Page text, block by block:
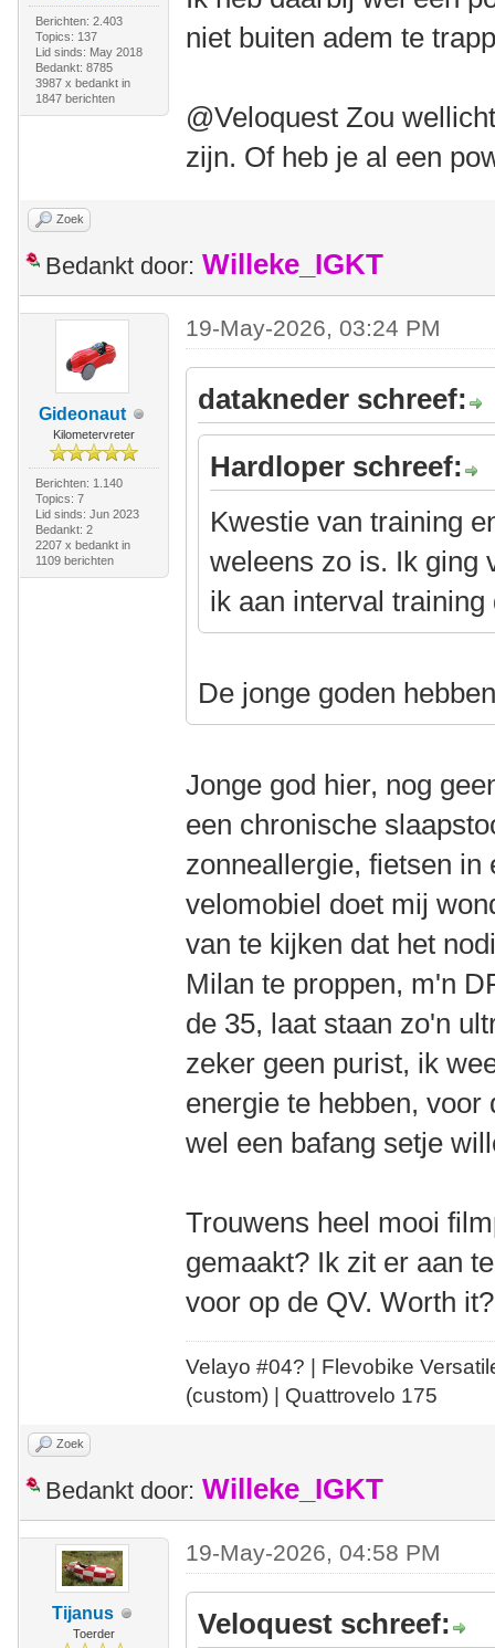
Berichten: 2.403
Topics: 137
Lid sinds: May 2018
Bedankt: 8785
3987 x bedankt in
1847 berichten
niet buiten adem te
@Veloquest Zou
zijn. Of heb je al een
Zoek
Bedankt door: Willeke_IGKT
Gideonaut
Kilometervreter
Berichten: 1.140
Topics: 7
Lid sinds: Jun 2023
Bedankt: 2
2207 x bedankt in
1109 berichten
19-May-2026, 03:24 PM
datakneder schreef:
Hardloper schreef:
Kwestie van training
weleens zo is. Ik ging
ik aan interval
De jonge goden
Jonge god hier, nog
een chronische
zonneallergie, fietsen in
velomobiel doet mij
van te kijken dat het
Milan te proppen, m'n
de 35, laat staan zo'n
zeker geen purist, ik
energie te hebben,
wel een bafang setje
Trouwens heel mooi
gemaakt? Ik zit er aan
voor op de QV. Worth it?
Velayo #04? | Flevobike
(custom) | Quattrovelo 175
Zoek
Bedankt door: Willeke_IGKT
Tijanus
Toerder
19-May-2026, 04:58 PM
Veloquest schreef: